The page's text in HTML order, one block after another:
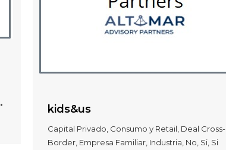
kids&us
Capital Privado Consumo y Retail Deal Cross-
Border Empresa Familiar Industria No Si Si